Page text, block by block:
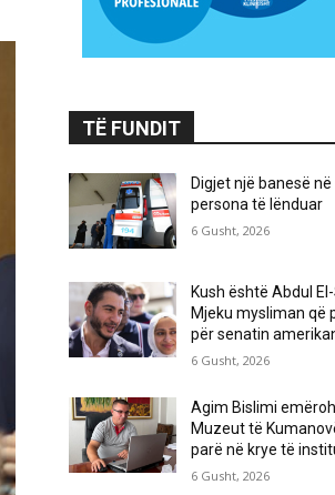
TË FUNDIT
Digjet një banesë
persona të lënduar
6 Gusht, 2026
Kush është Abdul
Mjeku mysliman që
për senatin
6 Gusht, 2026
Agim Bislimi
Muzeut të
parë në krye të
6 Gusht, 2026